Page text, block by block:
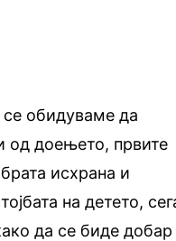
обидуваме да
од доењето, првите
исхрана и
на детето,
да се биде добар